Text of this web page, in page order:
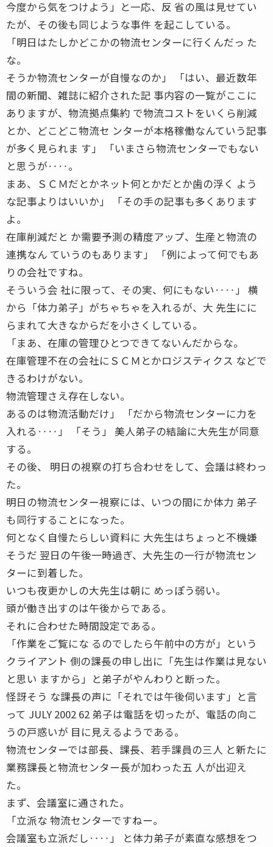
今度から気をつけよう」と一応、反 省の風は見せてい
たが、その後も同じような事件 を起こしている。
「明日はたしかどこかの物流センターに行くんだっ た
な。
そうか物流センターが自慢なのか」 「はい、最近数年
間の新聞、雑誌に紹介された記 事内容の一覧がここに
ありますが、物流拠点集約 で物流コストをいくら削減
とか、どこどこ物流セ ンターが本格稼働なんていう記事
が多く見られま す」 「いまさら物流センターでもない
と思うが‥‥。
まあ、ＳＣＭだとかネット何とかだとか歯の浮く よう
な記事よりはいいか」 「その手の記事も多くあります
よ。
在庫削減だと か需要予測の精度アップ、生産と物流の
連携なん ていうのもあります」 「例によって何でもあ
りの会社ですね。
そういう会 社に限って、その実、何にもない‥‥」 横
から「体力弟子」がちゃちゃを入れるが、大 先生にに
らまれて大きなからだを小さくしている。
「まあ、在庫の管理ひとつできてないんだからな。
在庫管理不在の会社にＳＣＭとかロジスティクス などで
きるわけがない。
物流管理さえ存在しない。
あるのは物流活動だけ」 「だから物流センターに力を
入れる‥‥」 「そう」 美人弟子の結論に大先生が同意
する。
その後、 明日の視察の打ち合わせをして、会議は終わっ
た。
明日の物流センター視察には、いつの間にか体力 弟子
も同行することになった。
何となく自慢たらしい資料に 大先生はちょっと不機嫌
そうだ 翌日の午後一時過ぎ、大先生の一行が物流セン
ターに到着した。
いつも夜更かしの大先生は朝に めっぽう弱い。
頭が働き出すのは午後からである。
それに合わせた時間設定である。
「作業をご覧にな るのでしたら午前中の方が」という
クライアント 側の課長の申し出に「先生は作業は見ない
と思い ますから」と弟子がやんわりと断った。
怪訝そう な課長の声に「それでは午後伺います」と言
って JULY 2002 62 弟子は電話を切ったが、電話の向こ
うの戸惑いが 目に見えるようである。
物流センターでは部長、課長、若手課員の三人 と新たに
業務課長と物流センター長が加わった五 人が出迎え
た。
まず、会議室に通された。
「立派な 物流センターですねー。
会議室も立派だし‥‥」 と体力弟子が素直な感想をつ